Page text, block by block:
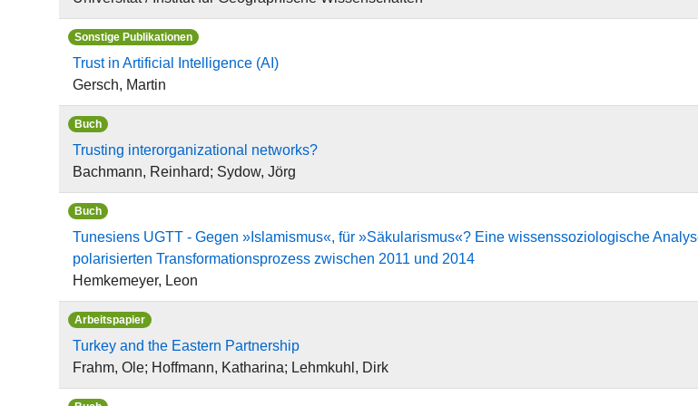
Sonstige Publikationen
Trust in Artificial Intelligence (AI)
Gersch, Martin
Buch
Trusting interorganizational networks?
Bachmann, Reinhard; Sydow, Jörg
Buch
Tunesiens UGTT - Gegen »Islamismus«, für »Säkularismus«? Eine wissenssoziologische
polarisierten Transformationsprozess zwischen 2011 und 2014
Hemkemeyer, Leon
Arbeitspapier
Turkey and the Eastern Partnership
Frahm, Ole; Hoffmann, Katharina; Lehmkuhl, Dirk